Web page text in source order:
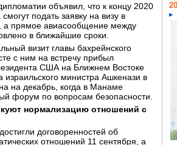
объявил, что к концу 2020
подать заявку на визу в
а прямое авиасообщение между
в ближайшие сроки.
визит главы бахрейнского
с ним на встречу прибыл
США на Ближнем Востоке
израильского министра Ашкенази в
на декабрь, когда в Манаме
форум по вопросам безопасности.
нормализацию отношений с
договоренностей об
отношений 11 сентября, а